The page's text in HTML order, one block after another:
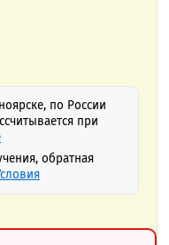
по России
при
обратная